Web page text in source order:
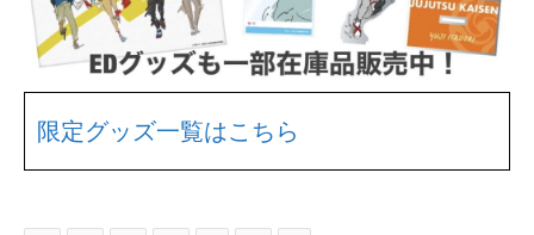
限定グッズ一覧はこちら